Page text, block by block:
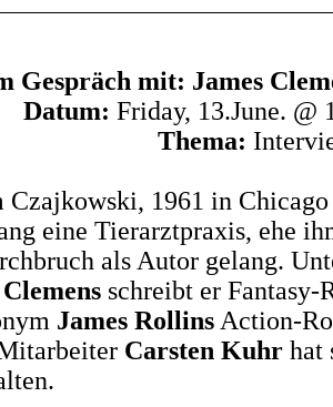
Gespräch mit: James
Datum: Friday, 13.June. @
Thema:
Czajkowski, 1961 in
eine Tierarztpraxis, ehe
als Autor gelang.
schreibt er Fantasy-
James RollinsAction-
Carsten Kuhrhat